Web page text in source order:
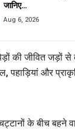
जानिए…
Aug 6, 2026
की जीवित जड़ों
पहाड़ियां और
के बीच बहने